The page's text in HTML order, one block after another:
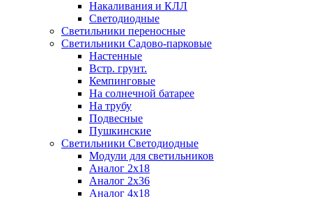
Накаливания и КЛЛ
Светодиодные
Светильники переносные
Светильники Садово-парковые
Настенные
Встр. грунт.
Кемпинговые
На солнечной батарее
На трубу
Подвесные
Пушкинские
Светильники Светодиодные
Модули для светильников
Аналог 2х18
Аналог 2х36
Аналог 4х18